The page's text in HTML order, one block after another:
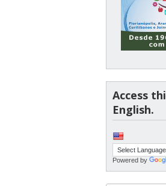
Access
English.
Powered by